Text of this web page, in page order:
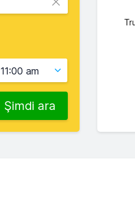
11:00 am
Şimdi ara